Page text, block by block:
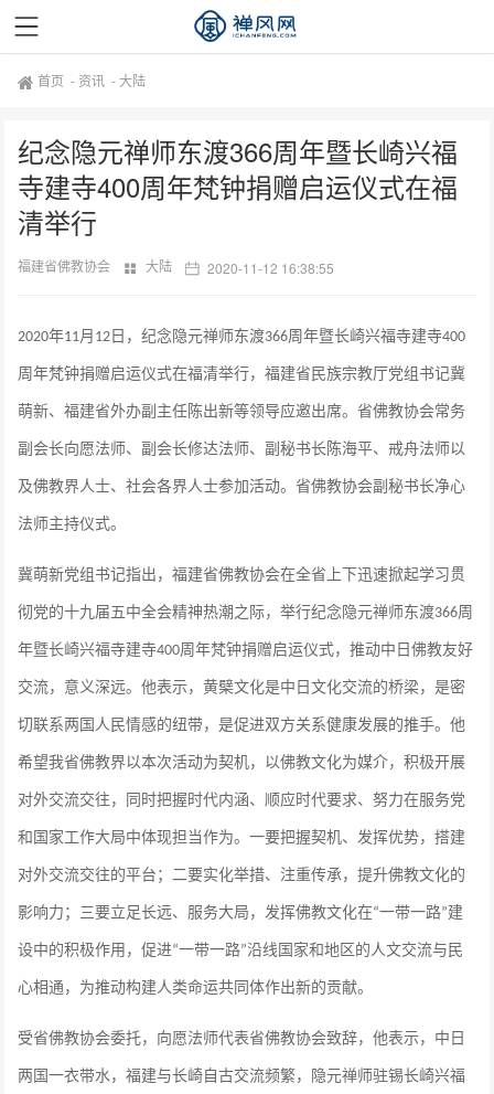
首页 - 资讯 -大陆
纪念隐元禅师东渡366周年暨长崎兴福
寺建寺400周年梵钟捐赠启运仪式在福
清举行
福建省佛教协会 大陆 2020-11-12 16:38:55
2020年11月 12 日，纪念隐元禅师东渡366周年暨长崎兴福寺建寺400
周年梵钟捐赠启运仪式在福清举行，福建省民族宗教厅党组书记冀
萌新、福建省外办副主任陈出新等领导应邀出席。省佛教协会常务
副会长向愿法师、副会长修达法师、副秘书长陈海平、戒舟法师以
及佛教界人士、社会各界人士参加活动。省佛教协会副秘书长净心
法师主持仪式。
冀萌新党组书记指出，福建省佛教协会在全省上下迅速掀起学习贯
彻党的十九届五中全会精神热潮之际，举行纪念隐元禅师东渡366周
年暨长崎兴福寺建寺400周年梵钟捐赠启运仪式，推动中日佛教友好
交流，意义深远。他表示，黄檗文化是中日文化交流的桥梁，是密
切联系两国人民情感的纽带，是促进双方关系健康发展的推手。他
希望我省佛教界以本次活动为契机，以佛教文化为媒介，积极开展
对外交流交往，同时把握时代内涵、顺应时代要求、努力在服务党
和国家工作大局中体现担当作为。一要把握契机、发挥优势，搭建
对外交流交往的平台；二要实化举措、注重传承，提升佛教文化的
影响力；三要立足长远、服务大局，发挥佛教文化在“一带一路”建
设中的积极作用，促进“一带一路”沿线国家和地区的人文交流与民
心相通，为推动构建人类命运共同体作出新的贡献。
受省佛教协会委托，向愿法师代表省佛教协会致辞，他表示，中日
两国一衣带水，福建与长崎自古交流频繁，隐元禅师驻锡长崎兴福